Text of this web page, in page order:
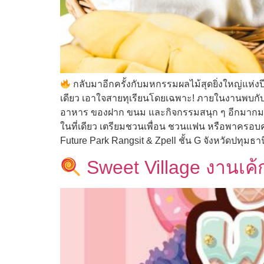
กลับมาอีกครั้งกับมหกรรมผลไม้สุดยิ่งใหญ่แห่งปี
เดียว เอาใจสายทุเรียนโดยเฉพาะ! ภายในงาน
อาหาร ของฝาก ขนม และกิจกรรมสนุก ๆ อีกมาก
ในที่เดียว เตรียมชวนเพื่อน ชวนแฟน หรือพาครอ
Future Park Rangsit & Zpell ชั้น G จังหวัดปทุมธ
Sweet Village งานเ